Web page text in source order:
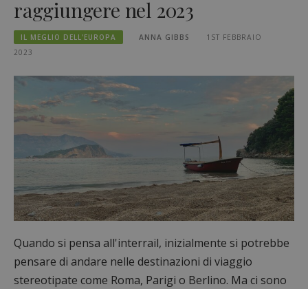
raggiungere nel 2023
IL MEGLIO DELL'EUROPA ANNA GIBBS
1ST FEBBRAIO
2023
Quando si pensa all'interrail, inizialmente si potrebbe
pensare di andare nelle destinazioni di viaggio
stereotipate come Roma, Parigi o Berlino. Ma ci sono